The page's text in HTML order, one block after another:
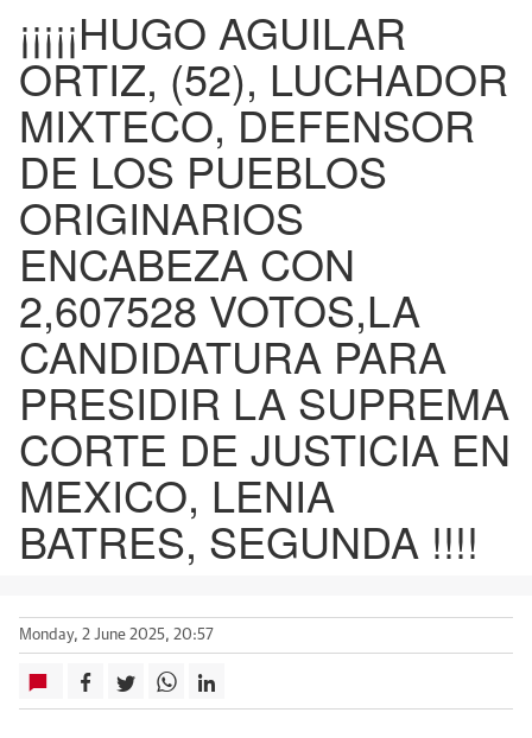
¡¡¡¡¡HUGO AGUILAR
ORTIZ, (52), LUCHADOR
MIXTECO, DEFENSOR
DE LOS PUEBLOS
ORIGINARIOS
ENCABEZA CON
2,607528 VOTOS,LA
CANDIDATURA PARA
PRESIDIR LA SUPREMA
CORTE DE JUSTICIA EN
MEXICO, LENIA
BATRES, SEGUNDA !!!!
Monday, 2 June 2025, 20:57